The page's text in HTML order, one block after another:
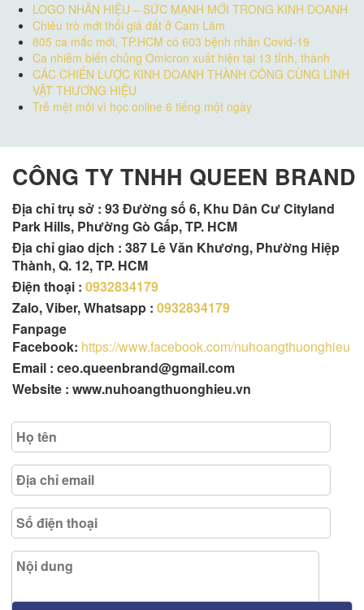
LOGO NHÂN HIỆU – SỨC MẠNH MỚI TRONG KINH DOANH
Chiêu trò mới thổi giá đất ở Cam Lâm
805 ca mắc mới, TP.HCM có 603 bệnh nhân Covid-19
Ca nhiễm biến chủng Omicron xuất hiện tại 13 tỉnh, thành
CÁC CHIẾN LƯỢC KINH DOANH THÀNH CÔNG CÙNG LINH
VẬT THƯƠNG HIỆU
Trẻ mệt mỏi vì học online 6 tiếng một ngày
CÔNG TY TNHH QUEEN BRAND
Địa chỉ trụ sở : 93 Đường số 6, Khu Dân Cư Cityland
Park Hills, Phường Gò Gấp, TP. HCM
Địa chỉ giao dịch : 387 Lê Văn Khương, Phường Hiệp
Thành, Q. 12, TP. HCM
Điện thoại : 0932834179
Zalo, Viber, Whatsapp : 0932834179
Fanpage
Facebook: https://www.facebook.com/nuhoangthuonghieu
Email : ceo.queenbrand@gmail.com
Website : www.nuhoangthuonghieu.vn